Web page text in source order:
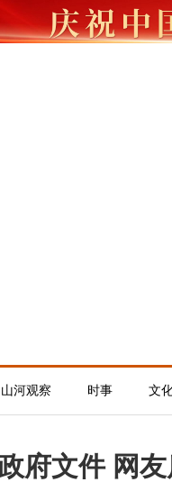
山河观察 时事 文
府文件 网